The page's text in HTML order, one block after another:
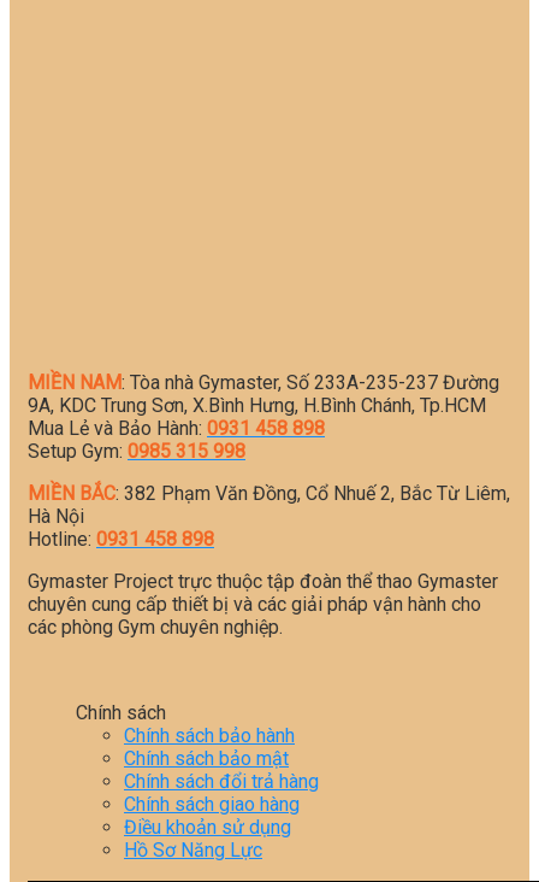
MIỀN NAM: Tòa nhà Gymaster, Số 233A-235-237 Đường
9A, KDC Trung Sơn, X.Bình Hưng, H.Bình Chánh, Tp.HCM
Mua Lẻ và Bảo Hành: 0931 458 898
Setup Gym: 0985 315 998
MIỀN BẮC: 382 Phạm Văn Đồng, Cổ Nhuế 2, Bắc Từ Liêm,
Hà Nội
Hotline: 0931 458 898
Gymaster Project trực thuộc tập đoàn thể thao Gymaster
chuyên cung cấp thiết bị và các giải pháp vận hành cho
các phòng Gym chuyên nghiệp.
Chính sách
Chính sách bảo hành
Chính sách bảo mật
Chính sách đổi trả hàng
Chính sách giao hàng
Điều khoản sử dụng
Hồ Sơ Năng Lực